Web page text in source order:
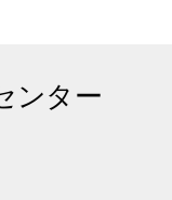
ンター